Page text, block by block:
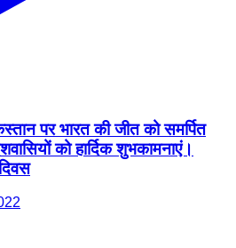
पर भारत की जीत को समर्पित
को हार्दिक शुभकामनाएं।